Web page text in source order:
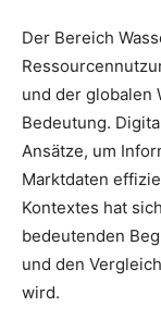
Der Bereich
und der globalen
Bedeutung.
Ansätze, um
Marktdaten
Kontextes hat sich
bedeutenden
und den
wird.